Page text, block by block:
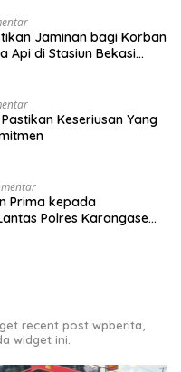
Jaminan bagi Korban
Api di Stasiun Bekasi
Keseriusan Yang
Prima kepada
Polres Karangasem
recent post wpberita,
widget ini.